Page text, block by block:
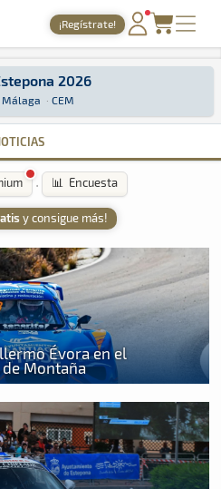
del motor desde 1999
¡Regístrate!
PORTADA
TIEMPOS ONLINE
AGENDA
GALERÍAS
ARCHIVO
2026
Málaga · CEM
· CEM: Aquí podrás encontrar
· 📊 Encuesta
y consigue más!
Évora en el
Montaña